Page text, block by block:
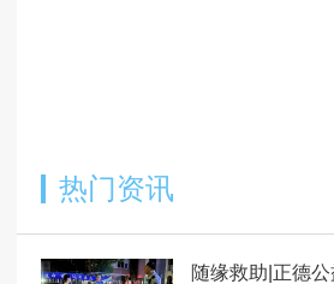
热门资讯
随缘救助|正德